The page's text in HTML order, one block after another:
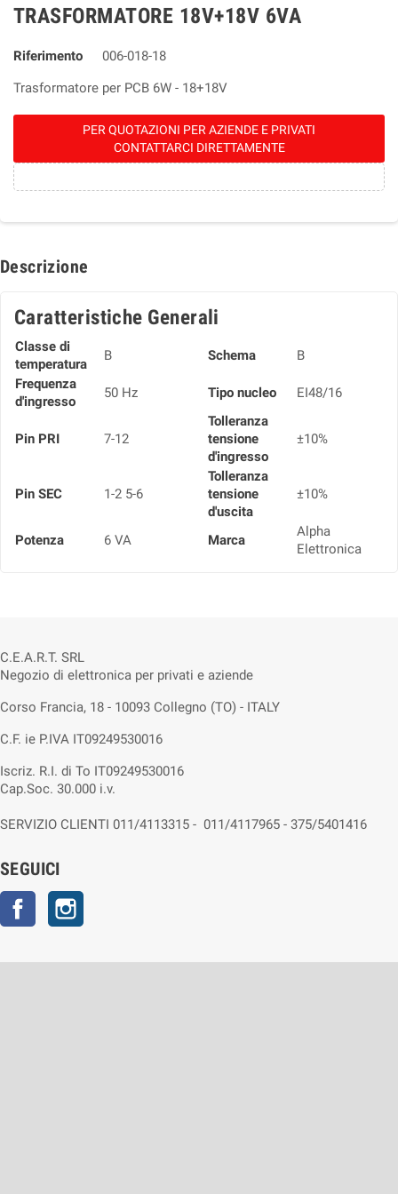
TRASFORMATORE 18V+18V 6VA
Riferimento
006-018-18
Trasformatore per PCB 6W - 18+18V
PER QUOTAZIONI PER AZIENDE E PRIVATI
CONTATTARCI DIRETTAMENTE
Descrizione
Caratteristiche Generali
Classe di
temperatura
B Schema
B
Frequenza
d'ingresso
50 Hz Tipo nucleo EI48/16
Pin PRI 7-12
Tolleranza
tensione
d'ingresso
±10%
Pin SEC 1-2 5-6
Tolleranza
tensione
d'uscita
±10%
Potenza 6 VA Marca
Alpha
Elettronica
C.E.A.R.T. SRL
Negozio di elettronica per privati e aziende
Corso Francia, 18 - 10093 Collegno (TO) - ITALY
C.F. ie P.IVA IT09249530016
Iscriz. R.I. di To IT09249530016
Cap.Soc. 30.000 i.v.
SERVIZIO CLIENTI 011/4113315 - 011/4117965 - 375/5401416
SEGUICI
Facebook